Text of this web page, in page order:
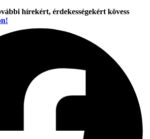
hírekért, érdekességekért kövess